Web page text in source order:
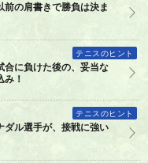
前の肩書きで勝負は決ま
テニスのヒント
合に負けた後の、妥当な
！
テニスのヒント
ダル選手が、接戦に強い